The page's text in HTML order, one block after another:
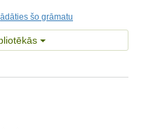
šo grāmatu